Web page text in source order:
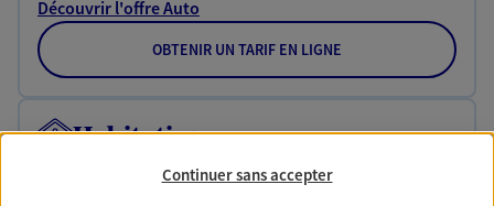
Découvrir l'offre Auto
OBTENIR UN TARIF EN LIGNE
Habitation
Votre logement est unique, comme vous. Le
contrat Ma Maison assure votre sérénité en
Continuer sans accepter